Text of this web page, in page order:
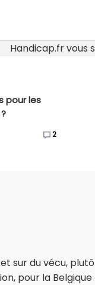
Handicap.fr vous
pour les
2
sur du vécu,
pour la Belgique